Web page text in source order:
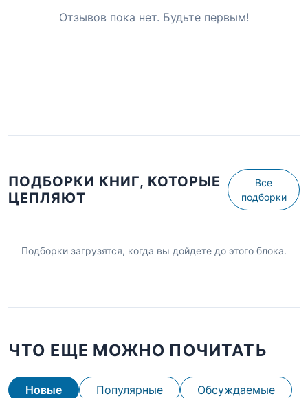
Отзывов пока нет. Будьте первым!
ПОДБОРКИ КНИГ, КОТОРЫЕ
ЦЕПЛЯЮТ
Все
подборки
Подборки загрузятся, когда вы дойдете до этого блока.
ЧТО ЕЩЕ МОЖНО ПОЧИТАТЬ
Новые Популярные Обсуждаемые